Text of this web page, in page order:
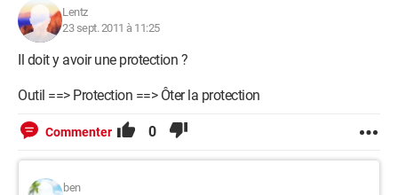
désolé cela fait 2 question mais elles sont peut-être liées.
merci d'avance pour votre aide
désolé je ne peux pas vous envoyer le fichier
Lentz
23 sept. 2011 à 11:25
Il doit y avoir une protection ?
Outil ==> Protection ==> Ôter la protection
Commenter 0
ben